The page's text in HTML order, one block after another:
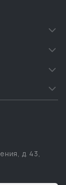
д. 43,